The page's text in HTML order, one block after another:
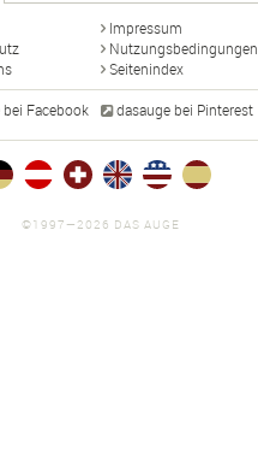
Impressum
Nutzungsbedingungen
Seitenindex
Facebook dasauge bei Pinterest
©1997—2026 DAS AUGE